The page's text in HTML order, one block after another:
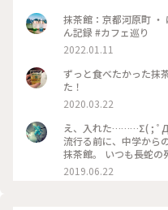
茶ソワレ #純喫茶 #喫
京都スイーツ #京都カ
抹茶館：京都河原町 ・
ん記録 #カフェ巡り
2022.01.11
ずっと食べたかった抹
た！
2020.03.22
え、入れた………Σ( ; ﾟД
流行る前に、中学から
抹茶館。 いつも長蛇
別の所に新しい店舗が出来たのかな？
が、店の外に出たら列
2019.06.22